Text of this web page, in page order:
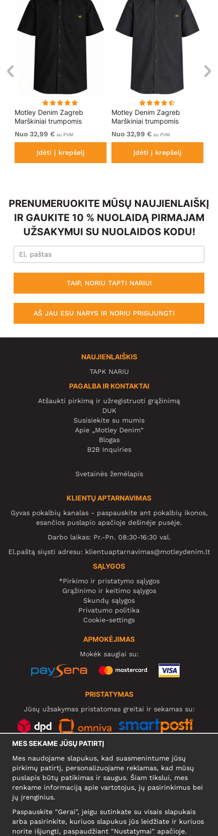
Motley Denim Zagreb
Marškiniai trumpomis
rankovėmis Juoda
Nuo 32,99 € su PVM
Įdėti į krepšelį
Motley Denim Zagreb
Marškiniai trumpomis
rankovėmis Tamsiai pilka
Nuo 32,99 € su PVM
Įdėti į krepšelį
PRENUMERUOKITE MŪSŲ NAUJIENLAIŠKĮ
IR GAUKITE 10 % NUOLAIDĄ PIRMAJAM
UŽSAKYMUI SU NUOLAIDOS KODU!
TAIP, NORIU TAPTI NARIU!
AŠ JAU ESU NARYS IR NORIU PRISIJUNGTI
NAUJIENLAIŠKIS
TAPK NARIU
PAGALBA IR KONTAKTAI
Atšaukti pirkimą ir užregistruoti grąžinimą
DUK
Susisiekite su mumis
Apie „Motley Denim“
Blogas
B2B Inquiries
Svetainės žemėlapis
KLIENTŲ APTARNAVIMAS
Gyvas pokalbių kanalas - paspauskite ant pokalbių ikonos,
esančios puslapio apačioje dešinėje pusėje.
Darbo laikas: Pr.-Pn. 08:30-16:30 val.
El.paštą siųsti adresu: klientuaptarnavimas@motleydenim.lt
SĄLYGOS
*Pirkimo ir pristatymo sąlygos
Grąžinimo ir keitimo sąlygos
Skundų sąlygos
Privatumo politika
Cookie-settings
APMOKĖJIMAS
Mokėk saugiai su:
PRISTATYMAS
Jūsų užsakymas pristatomas greitai ir sekamas su:
KOMPANIJA
Narva mnt 5, EE-10117 Tallinn
Reg: 12356245
MES SEKAME JŪSŲ PATIRTĮ
Mes naudojame slapukus, kad suasmenintume jūsų
pirkimų patirtį, personalizuojame reklamas, kad mūsų
puslapis būtų patikimas ir saugus. Šiam tikslui, mes
renkame informaciją apie vartotojus, jų pasirinkimus bei
jų įrenginius.
Paspauskite "Gerai", jeigu sutinkate su visais slapukais
arba pasirinkite, kuriuos slapukus jūs leidžiate ir kuriuos
norite išjungti, paspaudžiant "Nustatymai" apačioje.